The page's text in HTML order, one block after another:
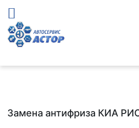
Замена антифриза КИА